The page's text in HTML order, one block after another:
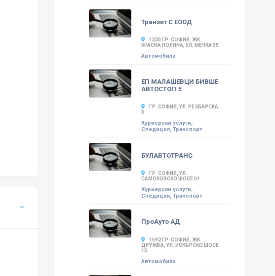
Транзит С ЕООД
1330 ГР. СОФИЯ, ЖК.
КРАСНА ПОЛЯНА, УЛ. МЕЧКА 35
Автомобили
ЕП МАЛАШЕВЦИ БИВШЕ
АВТОСТОП.5
ГР. СОФИЯ, УЛ. РЕЗБАРСКА
3
Куриерски услуги,
Спедиция, Транспорт
БУЛАВТОТРАНС
ГР. СОФИЯ, УЛ.
САМОКОВСКО ШОСЕ 01
Куриерски услуги,
Спедиция, Транспорт
ПроАуто АД
1592 ГР. СОФИЯ, ЖК.
ДРУЖБА, УЛ. ИСКЪРСКО ШОСЕ
13
Автомобили